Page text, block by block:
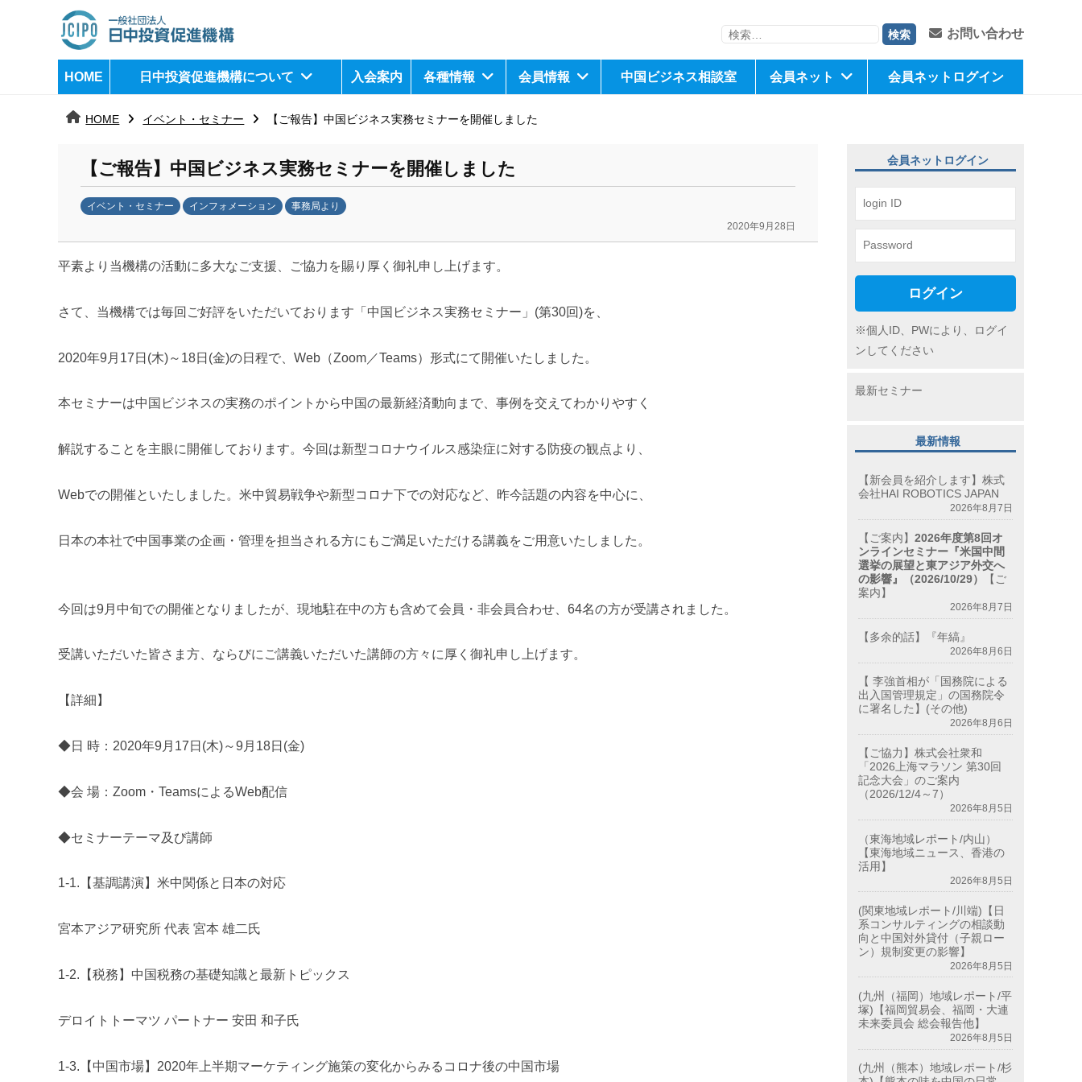
日
中
進
機
構
j
検
お問い合わせ
HOME 日中投資促進機構について 入会案内 各種情報 会員情報 中国ビジネス相談室 会員ネット 会員ネットログイン
HOME イベント・セミナー 【ご報告】中国ビジネス実務セミナーを開催しました
【ご報告】中国ビジネス実務セミナーを開催しました
イベント・セミナー インフォメーション 事務局より
2020年9月28日
k
n
平素より当機構の活動に多大なご支援、ご協力を賜り厚く御礼申し上げます。
さて、当機構では毎回ご好評をいただいております「中国ビジネス実務セミナー」(第30回)を、
2020年9月17日(木)～18日(金)の日程で、Web（Zoom／Teams）形式にて開催いたしました。
本セミナーは中国ビジネスの実務のポイントから中国の最新経済動向まで、事例を交えてわかりやすく
解説することを主眼に開催しております。今回は新型コロナウイルス感染症に対する防疫の観点より、
Webでの開催といたしました。米中貿易戦争や新型コロナ下での対応など、昨今話題の内容を中心に、
日本の本社で中国事業の企画・管理を担当される方にもご満足いただける講義をご用意いたしました。
今回は9月中旬での開催となりましたが、現地駐在中の方も含めて会員・非会員合わせ、64名の方が受講されました。
受講いただいた皆さま方、ならびにご講義いただいた講師の方々に厚く御礼申し上げます。
【詳細】
◆日 時：2020年9月17日(木)～9月18日(金)
◆会 場：Zoom・TeamsによるWeb配信
◆セミナーテーマ及び講師
1-1.【基調講演】米中関係と日本の対応
宮本アジア研究所 代表 宮本 雄二氏
1-2.【税務】中国税務の基礎知識と最新トピックス
デロイトトーマツ パートナー 安田 和子氏
1-3.【中国市場】2020年上半期マーケティング施策の変化からみるコロナ後の中国市場
会員ネットログイン
ログイン
※個人ID、PWにより、ログイ
ンしてください
最新セミナー
最新情報
【新会員を紹介します】株式
会社HAI ROBOTICS JAPAN
2026年8月7日
【ご案内】2026年度第8回オ
ンラインセミナー『米国中間
選挙の展望と東アジア外交へ
の影響』（2026/10/29）
【ご
案内】
2026年8月7日
【多余的話】『年縞』
2026年8月6日
【 李強首相が「国務院による
出入国管理規定」の国務院令
に署名した】(その他)
2026年8月6日
【ご協力】株式会社衆和
「2026上海マラソン 第30回
記念大会」のご案内
（2026/12/4～7）
2026年8月5日
（東海地域レポート/内山）
【東海地域ニュース、香港の
活用】
2026年8月5日
(関東地域レポート/川端)【日
系コンサルティングの相談動
向と中国対外貸付（子親ロー
ン）規制変更の影響】
2026年8月5日
(九州（福岡）地域レポート/平
塚)【福岡貿易会、福岡・大連
未来委員会 総会報告他】
2026年8月5日
(九州（熊本）地域レポート/杉